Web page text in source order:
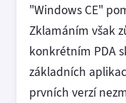
"Windows CE"
Zklamáním však
konkrétním PDA
základních
prvních verzí